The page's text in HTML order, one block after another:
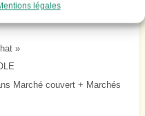
légales
de renom
»
Marché couvert + Marchés